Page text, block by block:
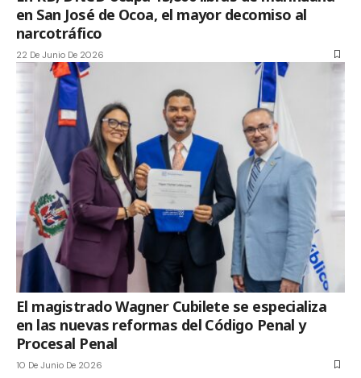
en San José de Ocoa, el mayor decomiso al
narcotráfico
22 De Junio De 2026
El magistrado Wagner Cubilete se especializa
en las nuevas reformas del Código Penal y
Procesal Penal
10 De Junio De 2026